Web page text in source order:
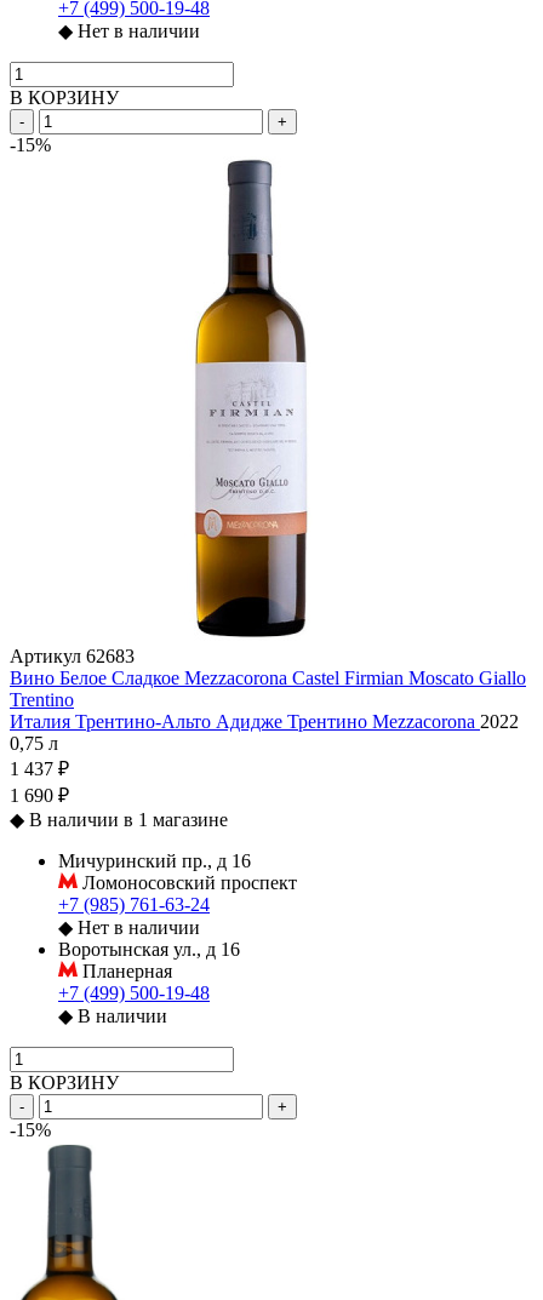
+7 (499) 500-19-48
◆ Нет в наличии
В КОРЗИНУ
- +
-15%
Артикул 62683
Вино Белое Сладкое Mezzacorona Castel Firmian Moscato Giallo
Trentino
Италия Трентино-Альто Адидже Трентино Mezzacorona 2022
0,75 л
1 437 ₽
1 690 ₽
◆ В наличии в 1 магазине
Мичуринский пр., д 16
Ломоносовский проспект
+7 (985) 761-63-24
◆ Нет в наличии
Воротынская ул., д 16
Планерная
+7 (499) 500-19-48
◆ В наличии
В КОРЗИНУ
- +
-15%